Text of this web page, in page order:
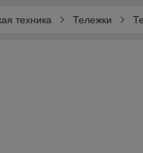
техника Тележки